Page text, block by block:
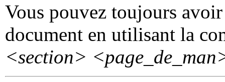
Vous pouvez toujours
document en utilisant la
<section>